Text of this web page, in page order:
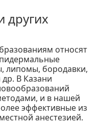
других
относят
липомы, бородавки,
В Казани
и в нашей
эффективные из
анестезией.